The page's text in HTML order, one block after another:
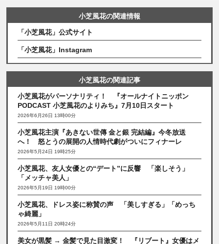
小芝風花の関連情報
「小芝風花」公式サイト
「小芝風花」Instagram
小芝風花の関連記事
小芝風花がパーソナリティ！ 『オールナイトニッポン
PODCAST 小芝風花のよりみち』7月10日スタート
2026年6月26日 13時00分
小芝風花主演『あきない世傳 金と銀 完結編』今冬放送
へ！ 怒とうの展開の人情時代劇がついにフィナーレ
2026年5月24日 19時25分
小芝風花、友人女優との“デート”に反響 「楽しそう」
「メッチャ美人」
2026年5月19日 19時00分
小芝風花、ドレス姿に称賛の声 「美しすぎる」「めっち
ゃ綺麗」
2026年5月11日 20時24分
美女が黒髪 → 金髪で見た目激変！ 『リブート』女優はメ